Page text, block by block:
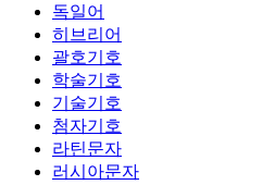
독일어
히브리어
괄호기호
학술기호
기술기호
첨자기호
라틴문자
러시아문자